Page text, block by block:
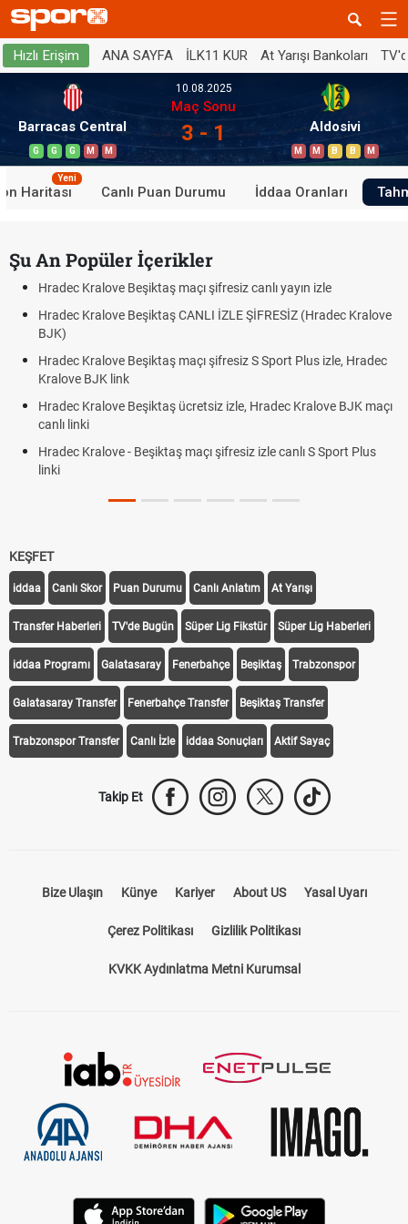
Hızlı Erişim ANA SAYFA İLK11 KUR At Yarışı Bankoları
Barracas Central
G G G M M
10.08.2025
Maç Sonu
3 - 1 Aldosivi
M M B B M
Haritası
Yeni
Canlı Puan Durumu İddaa Oranları
Şu An Popüler İçerikler
Hradec Kralove Beşiktaş maçı şifresiz canlı yayın izle
Hradec Kralove Beşiktaş CANLI İZLE ŞİFRESİZ (Hradec Kralove
BJK)
Hradec Kralove Beşiktaş maçı şifresiz S Sport Plus izle, Hradec
Kralove BJK link
Hradec Kralove Beşiktaş ücretsiz izle, Hradec Kralove BJK maçı
canlı linki
Hradec Kralove - Beşiktaş maçı şifresiz izle canlı S Sport Plus
linki
KEŞFET
iddaa Canlı Skor Puan Durumu Canlı Anlatım At Yarışı
Transfer Haberleri TV'de Bugün Süper Lig Fikstür Süper Lig Haberleri
iddaa Programı Galatasaray Fenerbahçe Beşiktaş Trabzonspor
Galatasaray Transfer Fenerbahçe Transfer Beşiktaş Transfer
Trabzonspor Transfer Canlı İzle iddaa Sonuçları Aktif Sayaç
Takip Et
Bize Ulaşın Künye Kariyer About US Yasal Uyarı
Çerez Politikası Gizlilik Politikası
KVKK Aydınlatma Metni Kurumsal